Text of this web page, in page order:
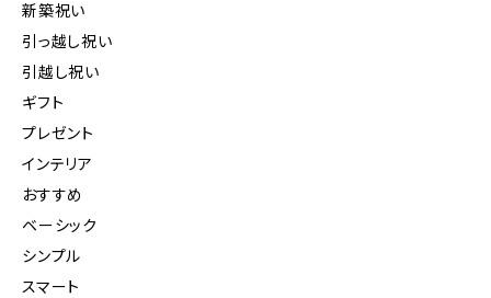
新築祝い
引っ越し祝い
引越し祝い
ギフト
プレゼント
インテリア
おすすめ
ベーシック
シンプル
スマート